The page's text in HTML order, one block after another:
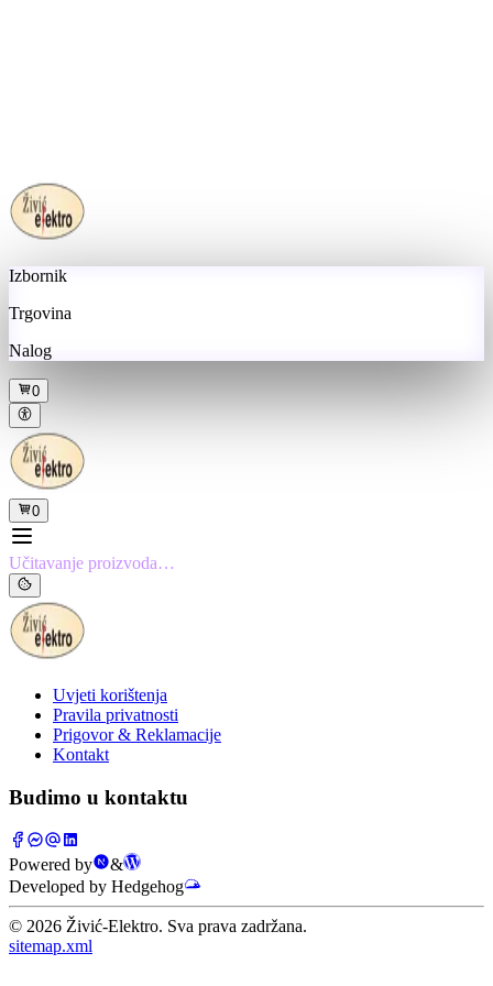
Izbornik
Trgovina
Nalog
0
0
Učitavanje proizvoda…
Uvjeti korištenja
Pravila privatnosti
Prigovor & Reklamacije
Kontakt
Budimo u kontaktu
Powered by
&
Developed by Hedgehog
© 2026 Živić-Elektro. Sva prava zadržana.
sitemap.xml